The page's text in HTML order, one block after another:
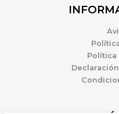
Política